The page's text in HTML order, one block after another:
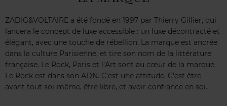
ZADIG&VOLTAIRE a été fondé en 1997 par Thierry Gillier, qui
lancera le concept de luxe accessible : un luxe décontracté et
élégant, avec une touche de rébellion. La marque est ancrée
dans la culture Parisienne, et tire son nom de la littérature
française. Le Rock, Paris et l’Art sont au cœur de la marque.
Le Rock est dans son ADN. C’est une attitude. C’est être
avant tout soi-même, être libre, et avoir confiance en soi.